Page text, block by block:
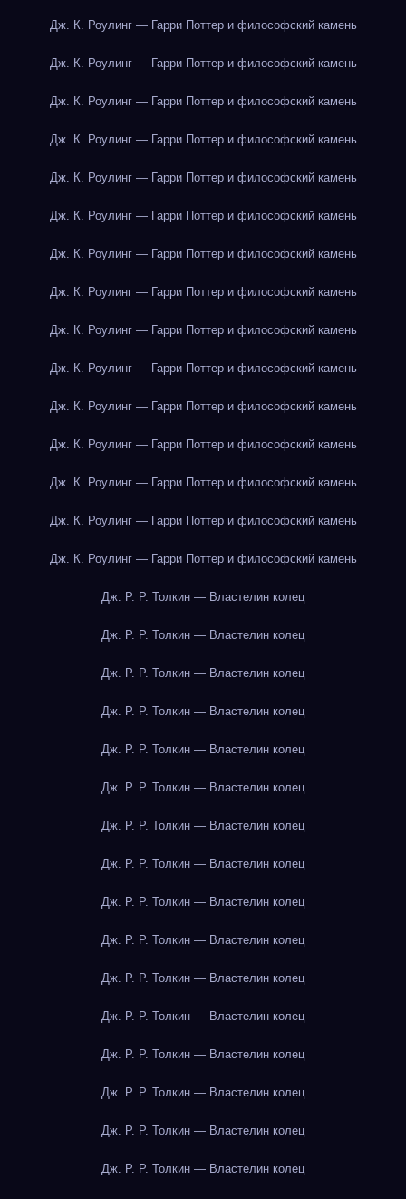
Дж. К. Роулинг — Гарри Поттер и философский камень
Дж. К. Роулинг — Гарри Поттер и философский камень
Дж. К. Роулинг — Гарри Поттер и философский камень
Дж. К. Роулинг — Гарри Поттер и философский камень
Дж. К. Роулинг — Гарри Поттер и философский камень
Дж. К. Роулинг — Гарри Поттер и философский камень
Дж. К. Роулинг — Гарри Поттер и философский камень
Дж. К. Роулинг — Гарри Поттер и философский камень
Дж. К. Роулинг — Гарри Поттер и философский камень
Дж. К. Роулинг — Гарри Поттер и философский камень
Дж. К. Роулинг — Гарри Поттер и философский камень
Дж. К. Роулинг — Гарри Поттер и философский камень
Дж. К. Роулинг — Гарри Поттер и философский камень
Дж. К. Роулинг — Гарри Поттер и философский камень
Дж. К. Роулинг — Гарри Поттер и философский камень
Дж. Р. Р. Толкин — Властелин колец
Дж. Р. Р. Толкин — Властелин колец
Дж. Р. Р. Толкин — Властелин колец
Дж. Р. Р. Толкин — Властелин колец
Дж. Р. Р. Толкин — Властелин колец
Дж. Р. Р. Толкин — Властелин колец
Дж. Р. Р. Толкин — Властелин колец
Дж. Р. Р. Толкин — Властелин колец
Дж. Р. Р. Толкин — Властелин колец
Дж. Р. Р. Толкин — Властелин колец
Дж. Р. Р. Толкин — Властелин колец
Дж. Р. Р. Толкин — Властелин колец
Дж. Р. Р. Толкин — Властелин колец
Дж. Р. Р. Толкин — Властелин колец
Дж. Р. Р. Толкин — Властелин колец
Дж. Р. Р. Толкин — Властелин колец